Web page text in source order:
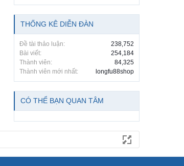
THỐNG KÊ DIỄN ĐÀN
Đề tài thảo luận:
238,752
Bài viết:
254,184
Thành viên:
84,325
Thành viên mới nhất:
longfu88shop
CÓ THỂ BẠN QUAN TÂM